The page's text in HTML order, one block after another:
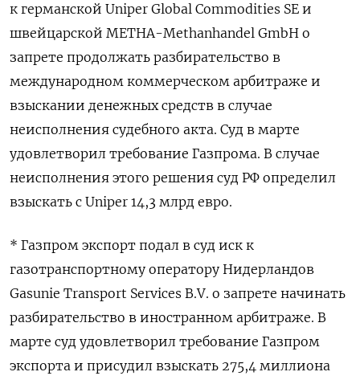
к германской Uniper Global Commodities SE и
швейцарской METHA-Methanhandel GmbH о
запрете продолжать разбирательство в
международном коммерческом арбитраже и
взыскании денежных средств в случае
неисполнения судебного акта. Суд в марте
удовлетворил требование Газпрома. В случае
неисполнения этого решения суд РФ определил
взыскать с Uniper 14,3 млрд евро.
* Газпром экспорт подал в суд иск к
газотранспортному оператору Нидерландов
Gasunie Transport Services B.V. о запрете начинать
разбирательство в иностранном арбитраже. В
марте суд удовлетворил требование Газпром
экспорта и присудил взыскать 275,4 миллиона